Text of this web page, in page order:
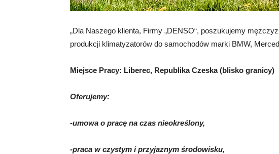
„Dla Naszego klienta, Firmy „DENSO“, poszukujemy
produkcji klimatyzatorów do samochodów marki BMW,
Miejsce Pracy: Liberec, Republika Czeska (blisko granicy)
Oferujemy:
-umowa o pracę na czas nieokreślony,
-praca w czystym i przyjaznym środowisku,